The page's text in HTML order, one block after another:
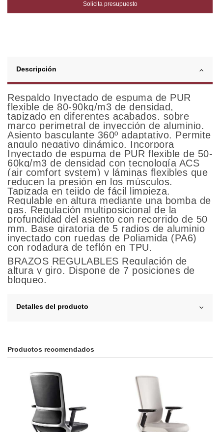
Solicita presupuesto
Descripción
Respaldo Inyectado de espuma de PUR
flexible de 80-90kg/m3 de densidad,
tapizado en diferentes acabados, sobre
marco perimetral de inyección de aluminio.
Asiento basculante 360º adaptativo. Permite
angulo negativo dinámico. Incorpora
Inyectado de espuma de PUR flexible de 50-
60kg/m3 de densidad con tecnología ACS
(air comfort system) y láminas flexibles que
reducen la presión en los músculos.
Tapizada en tejido de fácil limpieza.
Regulable en altura mediante una bomba de
gas. Regulación multiposicional de la
profundidad del asiento con recorrido de 50
mm. Base giratoria de 5 radios de aluminio
inyectado con ruedas de Poliamida (PA6)
con rodadura de teflón en TPU.
BRAZOS REGULABLES Regulación de
altura y giro. Dispone de 7 posiciones de
bloqueo.
Detalles del producto
Productos recomendados